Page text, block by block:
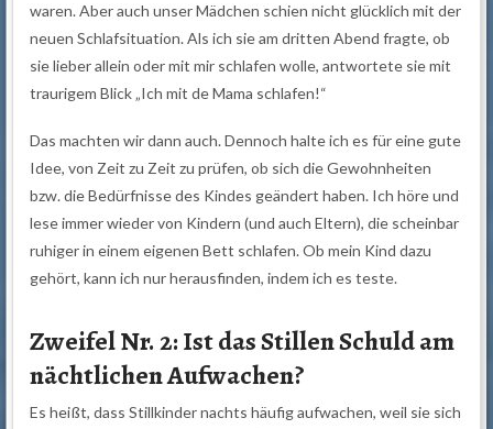
waren. Aber auch unser Mädchen schien nicht glücklich mit der
neuen Schlafsituation. Als ich sie am dritten Abend fragte, ob
sie lieber allein oder mit mir schlafen wolle, antwortete sie mit
traurigem Blick „Ich mit de Mama schlafen!“
Das machten wir dann auch. Dennoch halte ich es für eine gute
Idee, von Zeit zu Zeit zu prüfen, ob sich die Gewohnheiten
bzw. die Bedürfnisse des Kindes geändert haben. Ich höre und
lese immer wieder von Kindern (und auch Eltern), die scheinbar
ruhiger in einem eigenen Bett schlafen. Ob mein Kind dazu
gehört, kann ich nur herausfinden, indem ich es teste.
Zweifel Nr. 2: Ist das Stillen Schuld am
nächtlichen Aufwachen?
Es heißt, dass Stillkinder nachts häufig aufwachen, weil sie sich